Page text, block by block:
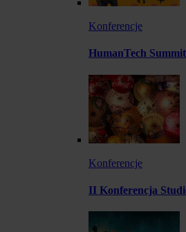
Konferencje
HumanTech
Konferencje
II Konferencja